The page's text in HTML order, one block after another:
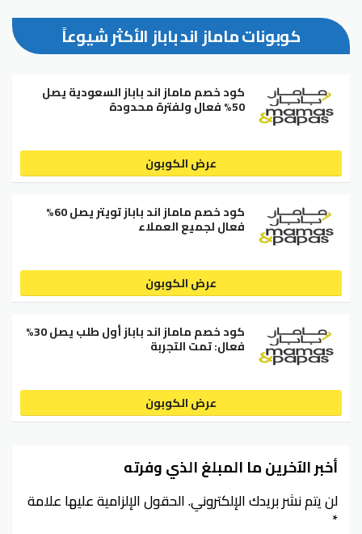
كوبونات ماماز اند باباز الأكثر شيوعاً
كود خصم ماماز اند باباز السعودية يصل
50% فعال ولفترة محدودة
عرض الكوبون
كود خصم ماماز اند باباز تويتر يصل 60%
فعال لجميع العملاء
عرض الكوبون
كود خصم ماماز اند باباز أول طلب يصل 30%
فعال: تمت التجربة
عرض الكوبون
أخبر الآخرين ما المبلغ الذي وفرته
لن يتم نشر بريدك الإلكتروني.الحقول الإلزامية عليها علامة
*